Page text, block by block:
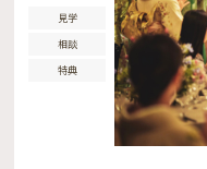
見学
相談
特典